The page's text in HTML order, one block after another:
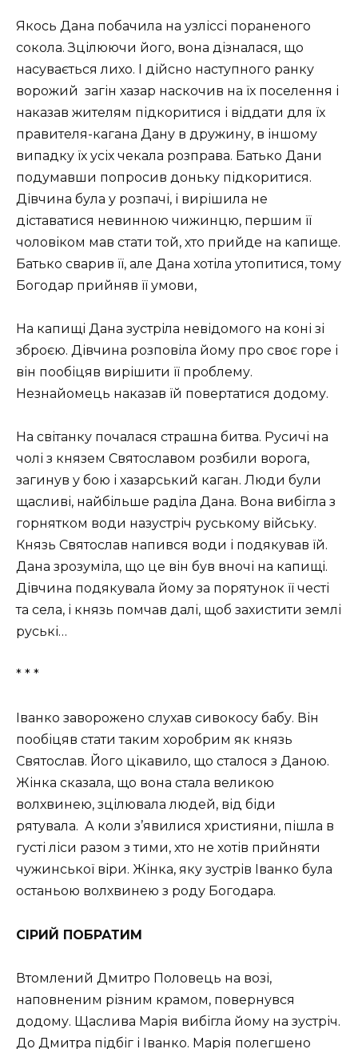
Якось Дана побачила на узліссі пораненого
сокола. Зцілюючи його, вона дізналася, що
насувається лихо. І дійсно наступного ранку
ворожий загін хазар наскочив на їх поселення і
наказав жителям підкоритися і віддати для їх
правителя-кагана Дану в дружину, в іншому
випадку їх усіх чекала розправа. Батько Дани
подумавши попросив доньку підкоритися.
Дівчина була у розпачі, і вирішила не
діставатися невинною чижинцю, першим її
чоловіком мав стати той, хто прийде на капище.
Батько сварив її, але Дана хотіла утопитися, тому
Богодар прийняв її умови,
На капищі Дана зустріла невідомого на коні зі
зброєю. Дівчина розповіла йому про своє горе і
він пообіцяв вирішити її проблему.
Незнайомець наказав їй повертатися додому.
На світанку почалася страшна битва. Русичі на
чолі з князем Святославом розбили ворога,
загинув у бою і хазарський каган. Люди були
щасливі, найбільше раділа Дана. Вона вибігла з
горнятком води назустріч руському війську.
Князь Святослав напився води і подякував їй.
Дана зрозуміла, що це він був вночі на капищі.
Дівчина подякувала йому за порятунок її честі
та села, і князь помчав далі, щоб захистити землі
руські…
* * *
Іванко заворожено слухав сивокосу бабу. Він
пообіцяв стати таким хоробрим як князь
Святослав. Його цікавило, що сталося з Даною.
Жінка сказала, що вона стала великою
волхвинею, зцілювала людей, від біди
рятувала. А коли з’явилися християни, пішла в
густі ліси разом з тими, хто не хотів прийняти
чужинської віри. Жінка, яку зустрів Іванко була
останьою волхвинею з роду Богодара.
СІРИЙ ПОБРАТИМ
Втомлений Дмитро Половець на возі,
наповненим різним крамом, повернувся
додому. Щаслива Марія вибігла йому на зустріч.
До Дмитра підбіг і Іванко. Марія полегшено